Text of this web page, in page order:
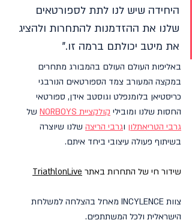
היחידה שיש לנו לתת לספורטאים
שלנו את ההזדמנות להתחרות ולהציג
את מיטב יכולתם ברמה זו."
באליפות העולם העולם בהמבורג מתחרים
במקצה המעורב צמד הספורטאים הנורבגי
כריסטיאן בלומנפלט וגוסטב אידן, ספורטאי
החסות שלנו ומובילי קולקציית NORBOYS
של
גרבי הטריאתלון וגרבי הריצה שלנו שיוצרה
בשיתוף פעולה עיצובי ביחד איתם.
שידור חי של התחרות באתר TriathlonLive
צוות INCYLENCE מאחל בהצלחה למשלחת
הישראלית ולכל המשתתפים.